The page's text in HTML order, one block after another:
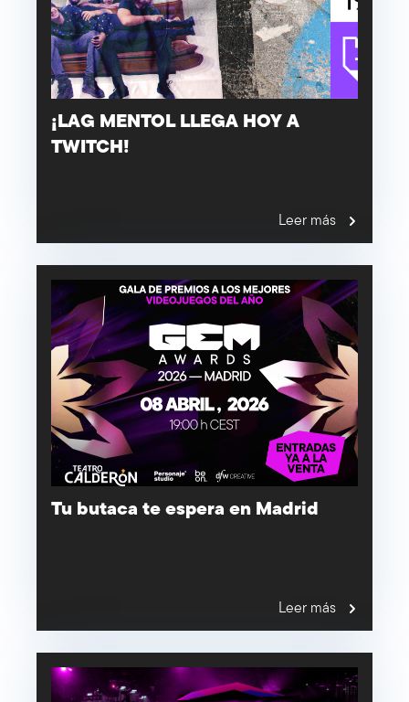
¡LAG MENTOL LLEGA HOY A
TWITCH!
Leer más
Tu butaca te espera en Madrid
Leer más